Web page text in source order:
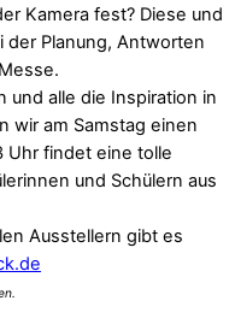
Kamera fest? Diese und
Planung, Antworten
und alle die Inspiration in
wir am Samstag einen
Uhr findet eine tolle
und Schülern aus
Ausstellern gibt es